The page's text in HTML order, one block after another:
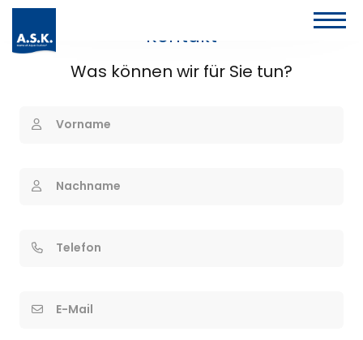
Kontakt
Was können wir für Sie tun?
Vorname
Nachname
Telefon
E-Mail